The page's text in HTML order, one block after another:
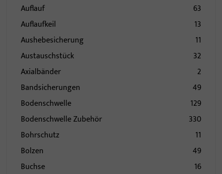
Auflauf
63
Auflaufkeil
13
Aushebesicherung
11
Austauschstück
32
Axialbänder
2
Bandsicherungen
49
Bodenschwelle
129
Bodenschwelle Zubehör
330
Bohrschutz
11
Bolzen
49
Buchse
16